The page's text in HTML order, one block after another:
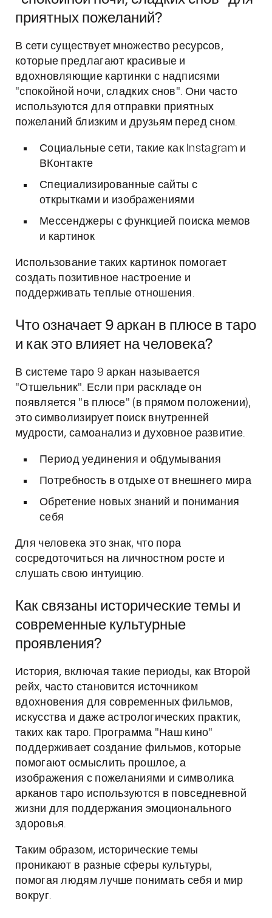
приятных пожеланий?
В сети существует множество ресурсов,
которые предлагают красивые и
вдохновляющие картинки с надписями
"спокойной ночи, сладких снов". Они часто
используются для отправки приятных
пожеланий близким и друзьям перед сном.
Социальные сети, такие как Instagram и
ВКонтакте
Специализированные сайты с
открытками и изображениями
Мессенджеры с функцией поиска мемов
и картинок
Использование таких картинок помогает
создать позитивное настроение и
поддерживать теплые отношения.
Что означает 9 аркан в плюсе в таро
и как это влияет на человека?
В системе таро 9 аркан называется
"Отшельник". Если при раскладе он
появляется "в плюсе" (в прямом положении),
это символизирует поиск внутренней
мудрости, самоанализ и духовное развитие.
Период уединения и обдумывания
Потребность в отдыхе от внешнего мира
Обретение новых знаний и понимания
себя
Для человека это знак, что пора
сосредоточиться на личностном росте и
слушать свою интуицию.
Как связаны исторические темы и
современные культурные
проявления?
История, включая такие периоды, как Второй
рейх, часто становится источником
вдохновения для современных фильмов,
искусства и даже астрологических практик,
таких как таро. Программа "Наш кино"
поддерживает создание фильмов, которые
помогают осмыслить прошлое, а
изображения с пожеланиями и символика
арканов таро используются в повседневной
жизни для поддержания эмоционального
здоровья.
Таким образом, исторические темы
проникают в разные сферы культуры,
помогая людям лучше понимать себя и мир
вокруг.